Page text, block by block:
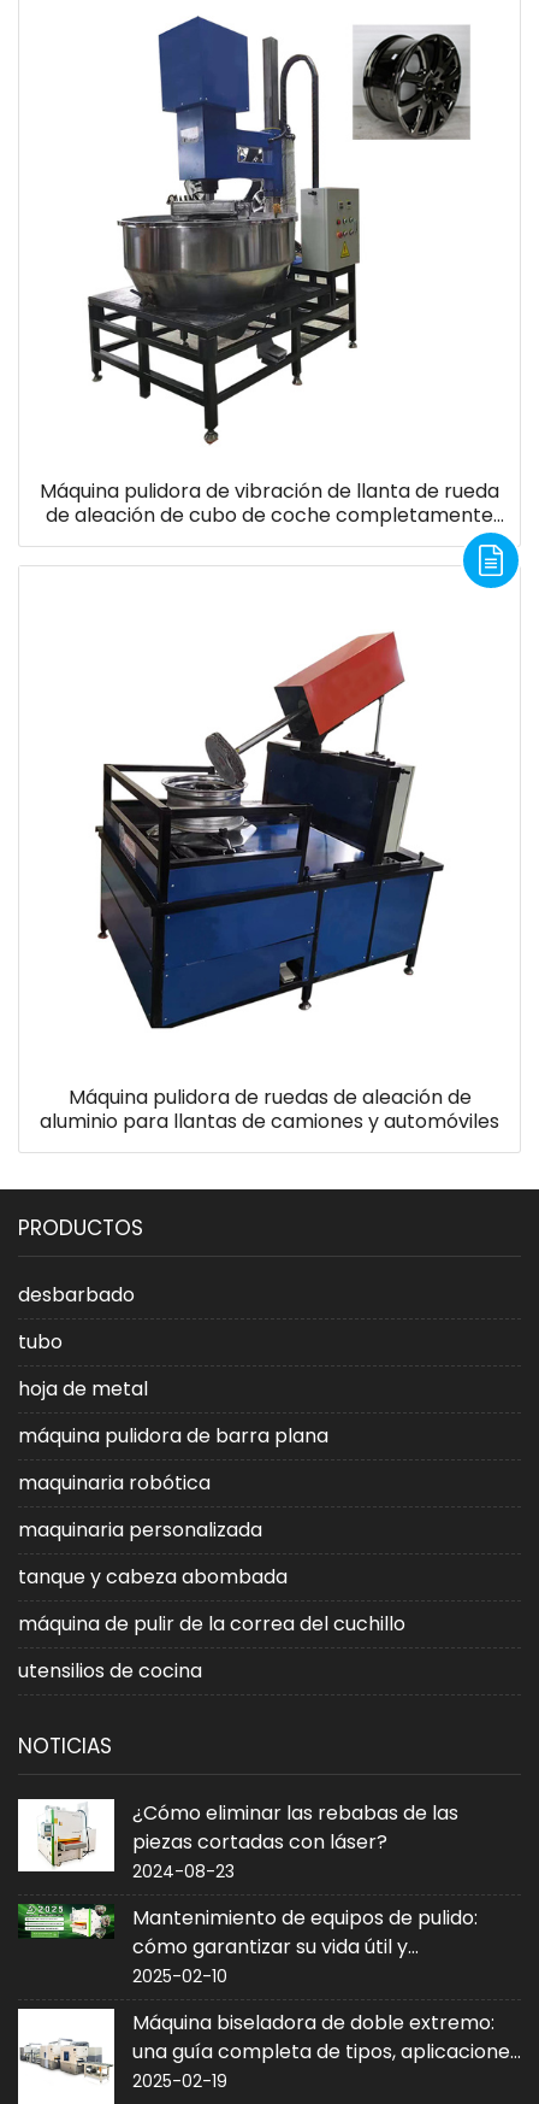
Máquina pulidora de vibración de llanta de rueda
de aleación de cubo de coche completamente
automática de diseño único
Máquina pulidora de ruedas de aleación de
aluminio para llantas de camiones y automóviles
PRODUCTOS
desbarbado
tubo
hoja de metal
máquina pulidora de barra plana
maquinaria robótica
maquinaria personalizada
tanque y cabeza abombada
máquina de pulir de la correa del cuchillo
utensilios de cocina
NOTICIAS
¿Cómo eliminar las rebabas de las
piezas cortadas con láser?
2024-08-23
Mantenimiento de equipos de pulido:
cómo garantizar su vida útil y
rendimiento
2025-02-10
Máquina biseladora de doble extremo:
una guía completa de tipos, aplicaciones
y compra
2025-02-19